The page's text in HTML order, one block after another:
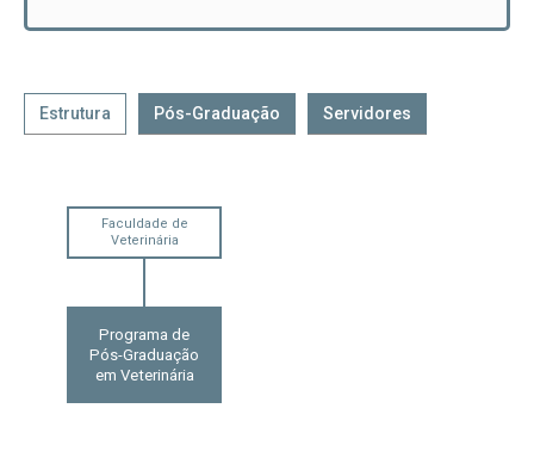
Estrutura Pós-Graduação Servidores
Faculdade de
Veterinária
Programa de
Pós-Graduação
em Veterinária